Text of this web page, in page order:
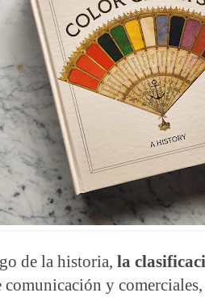
de la historia, la
comunicación y